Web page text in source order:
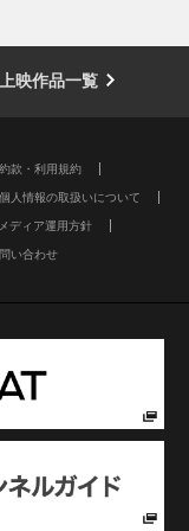
上映作品一覧
款・利用規約
個人情報の取扱いについて
ディア運用方針
い合わせ